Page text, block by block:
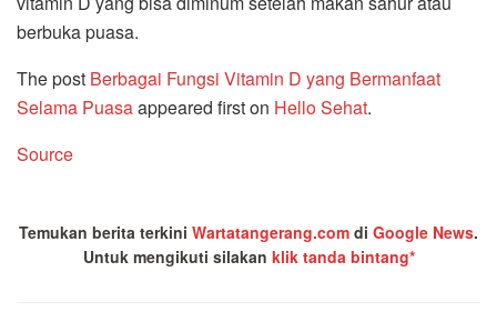
berbuka puasa.
The post Berbagai Fungsi Vitamin D yang Bermanfaat
Selama Puasaappeared first on Hello Sehat.
Source
Temukan berita terkini Wartatangerang.com di Google News.
Untuk mengikuti silakan klik tanda bintang*